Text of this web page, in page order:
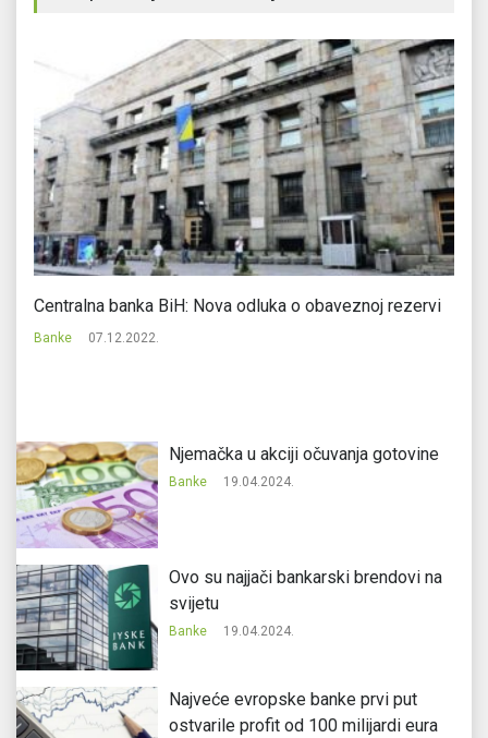
Centralna banka BiH: Nova odluka o obaveznoj rezervi
Banke 07.12.2022.
Njemačka u akciji očuvanja gotovine
Banke 19.04.2024.
Ovo su najjači bankarski brendovi na
svijetu
Banke 19.04.2024.
Najveće evropske banke prvi put
ostvarile profit od 100 milijardi eura